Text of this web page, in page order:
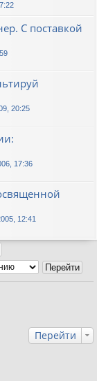
С поставкой
20:25
17:36
12:41
Перейти